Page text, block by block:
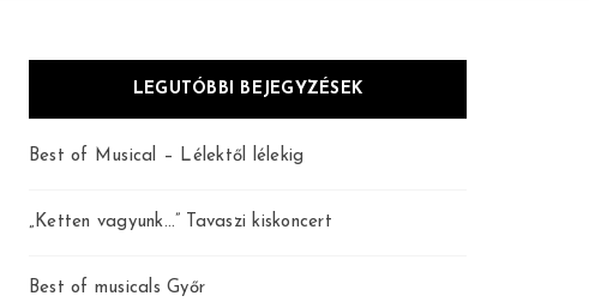
LEGUTÓBBI BEJEGYZÉSEK
Best of Musical – Lélektől lélekig
„Ketten vagyunk…” Tavaszi kiskoncert
Best of musicals Győr